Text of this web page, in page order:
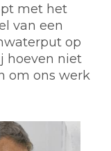
met het
van een
op
hoeven niet
om ons werk